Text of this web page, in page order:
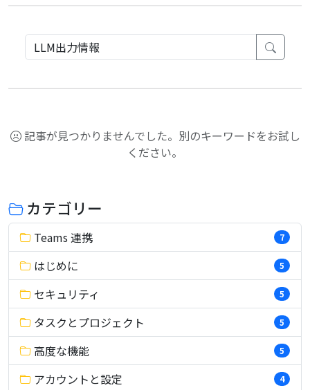
記事が見つかりませんでした。別のキーワードをお試し
ください。
カテゴリー
Teams 連携 7
はじめに 5
セキュリティ 5
タスクとプロジェクト 5
高度な機能 5
アカウントと設定 4